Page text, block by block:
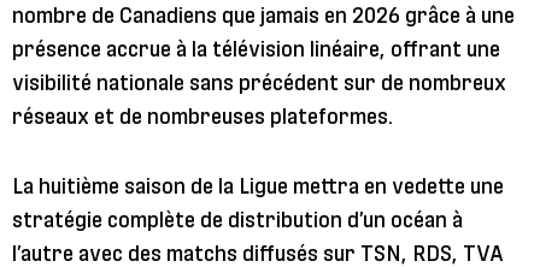
nombre de Canadiens que jamais en 2026 grâce à une
présence accrue à la télévision linéaire, offrant une
visibilité nationale sans précédent sur de nombreux
réseaux et de nombreuses plateformes.
La huitième saison de la Ligue mettra en vedette une
stratégie complète de distribution d’un océan à
l’autre avec des matchs diffusés sur TSN, RDS, TVA